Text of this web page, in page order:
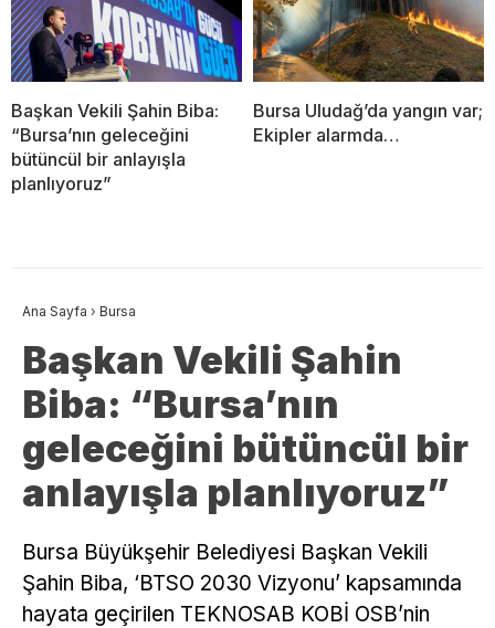
Başkan Vekili Şahin Biba:
“Bursa’nın geleceğini
bütüncül bir anlayışla
planlıyoruz”
Bursa Uludağ’da yangın var;
Ekipler alarmda…
Ana Sayfa › Bursa
Başkan Vekili Şahin
Biba: “Bursa’nın
geleceğini bütüncül bir
anlayışla planlıyoruz”
Bursa Büyükşehir Belediyesi Başkan Vekili
Şahin Biba, ‘BTSO 2030 Vizyonu’ kapsamında
hayata geçirilen TEKNOSAB KOBİ OSB’nin